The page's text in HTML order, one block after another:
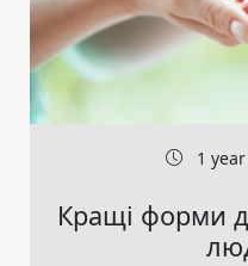
1
Кращі форми